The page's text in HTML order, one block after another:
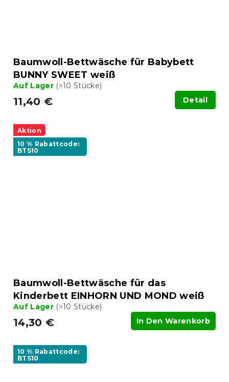
Baumwoll-Bettwäsche für Babybett
BUNNY SWEET weiß
Auf Lager (>10 Stücke)
11,40 € Detail
Aktion
10 % Rabattcode:
BTS10
Baumwoll-Bettwäsche für das
Kinderbett EINHORN UND MOND weiß
Auf Lager (>10 Stücke)
14,30 € In Den Warenkorb
10 % Rabattcode:
BTS10